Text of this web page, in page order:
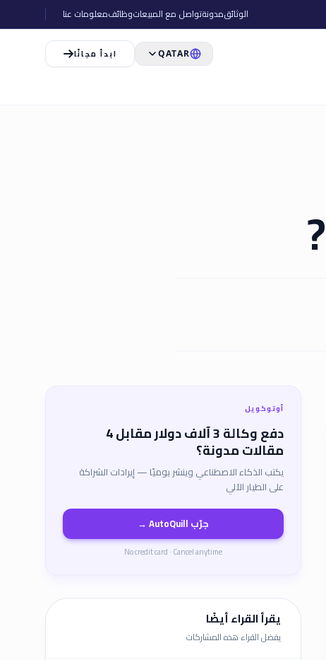
الوثائقمدونةتواصل مع المبيعاتوظائفمعلومات عنا
QATAR ابدأ مجانًا
أوتوكويل
دفع وكالة 3 آلاف دولار مقابل 4
مقالات مدونة؟
يكتب الذكاء الاصطناعي وينشر يوميًا — إيرادات الشراكة
على الطيار الآلي
جرّب AutoQuill →
No credit card · Cancel anytime
يقرأ القراء أيضًا
يفضل القراء هذه المشاركات